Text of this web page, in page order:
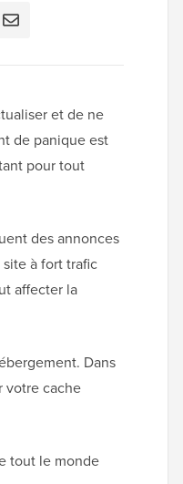
et de ne
de panique est
pour tout
des annonces
à fort trafic
affecter la
Dans
votre cache
tout le monde